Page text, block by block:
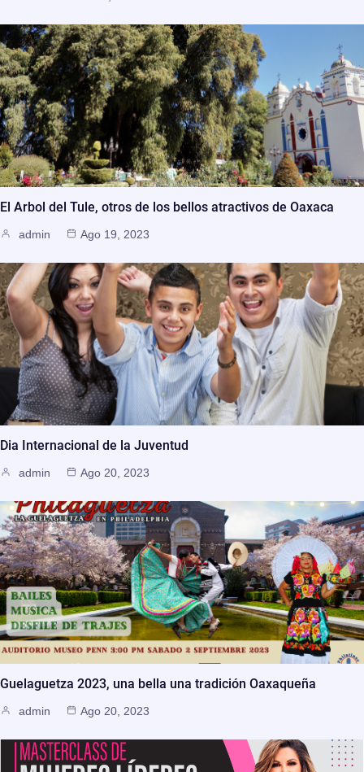
El Arbol del Tule, otros de los bellos atractivos de Oaxaca
admin Ago 19, 2023
Dia Internacional de la Juventud
admin Ago 20, 2023
Guelaguetza 2023, una bella una tradición Oaxaqueña
admin Ago 20, 2023